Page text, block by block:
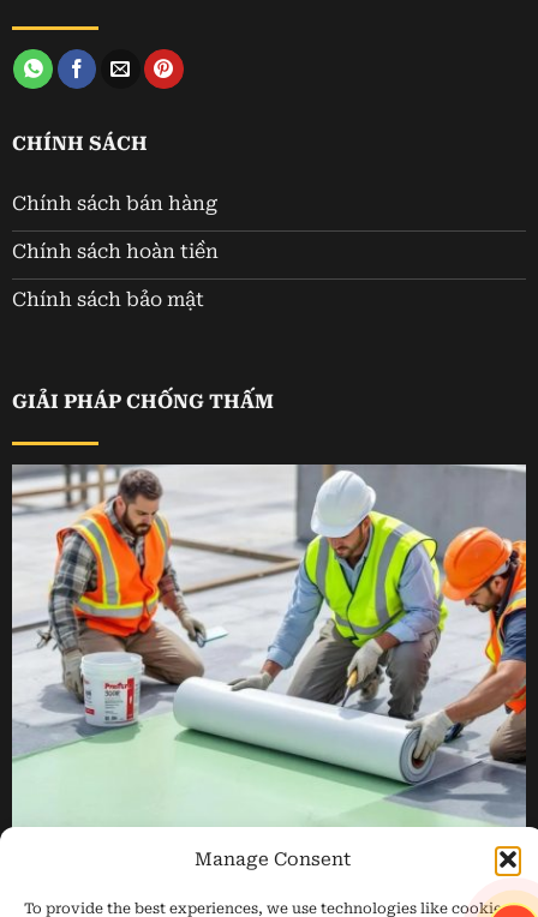
Manage Consent
To provide the best experiences, we use technologies like cookies
CHÍNH SÁCH
Chính sách bán hàng
Chính sách hoàn tiền
Chính sách bảo mật
GIẢI PHÁP CHỐNG THẤM